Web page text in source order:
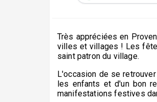
Très appréciées en
villes et villages ! Les
saint patron du village.
L'occasion de se
les enfants et d'un bon
manifestations festives